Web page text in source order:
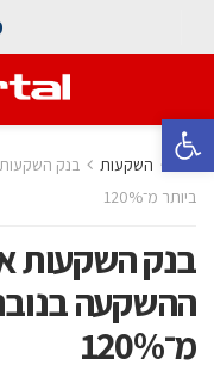
פתח סרגל נגישות
בית השקעות
בנק
ביותר מ־120%
בנק השקעות
ההשקעה
מ־120%